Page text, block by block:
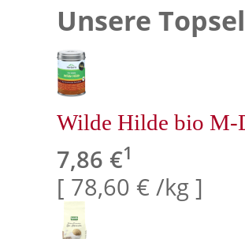
Unsere
Wilde Hilde bio M-
7,86 €1
[ 78,60 € /kg ]